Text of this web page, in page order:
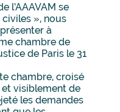
l’AAAVAM se
», nous
à
chambre de
de Paris le 31
chambre, croisé
visiblement de
les demandes